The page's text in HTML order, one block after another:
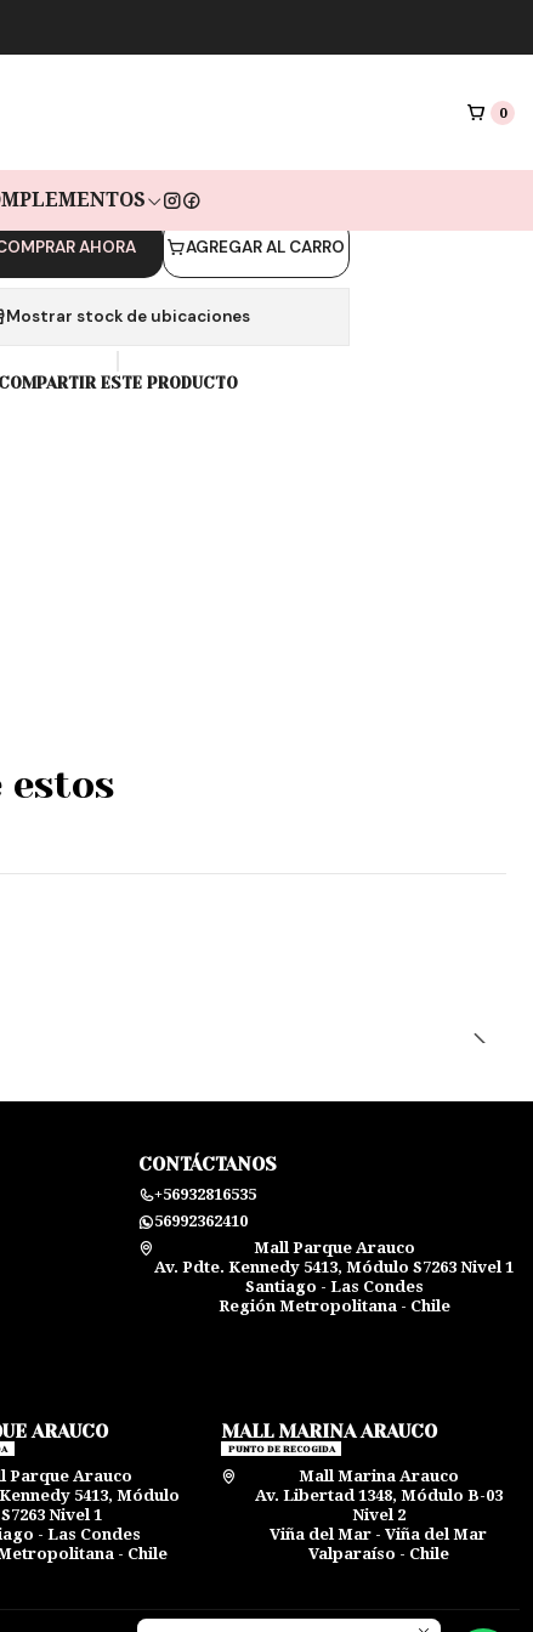
0
DEX RED SILVER
de $5.967 sin interés con Mercado pago🔥
AGREGAR AL CARRO
AHORA
Mostrar stock de ubicaciones
COMPARTIR ESTE PRODUCTO
CONTÁCTANOS
+56932816535
56992362410
Mall Parque Arauco
Av. Pdte. Kennedy 5413, Módulo S7263 Nivel 1
Santiago - Las Condes
Región Metropolitana - Chile
ARAUCO
Parque Arauco
5413, Módulo
S7263 Nivel 1
- Las Condes
- Chile
MALL MARINA ARAUCO
PUNTO DE RECOGIDA
Mall Marina Arauco
Av. Libertad 1348, Módulo B-03
Nivel 2
Viña del Mar - Viña del Mar
Valparaíso - Chile